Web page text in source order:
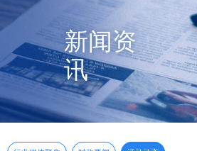
新闻资
讯